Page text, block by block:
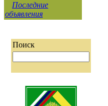
Последние
объявления
Поиск